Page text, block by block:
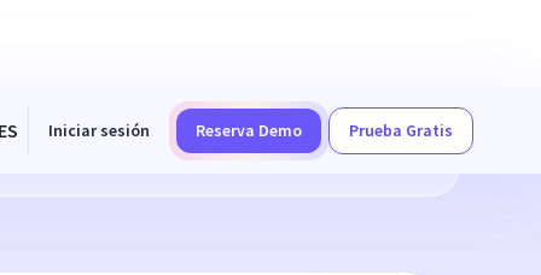
Iniciar sesión Reserva Demo Prueba Gratis